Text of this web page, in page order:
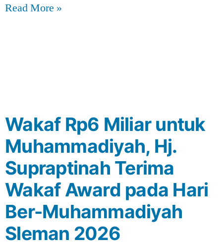
Read More »
Wakaf Rp6 Miliar untuk
Muhammadiyah, Hj.
Supraptinah Terima
Wakaf Award pada Hari
Ber-Muhammadiyah
Sleman 2026